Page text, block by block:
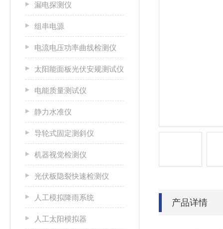
漏电探测仪
组串电源
电流电压功率曲线检测仪
太阳能面板光伏安规测试仪
电能质量测试仪
静力水准仪
导轮式固定测斜仪
机器视觉检测仪
光伏板隐裂快速检测仪
人工模拟降雨系统
人工太阳模拟器
产品详情